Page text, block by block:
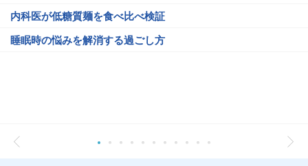
内科医が低糖質麺を食べ比べ検証
睡眠時の悩みを解消する過ごし方